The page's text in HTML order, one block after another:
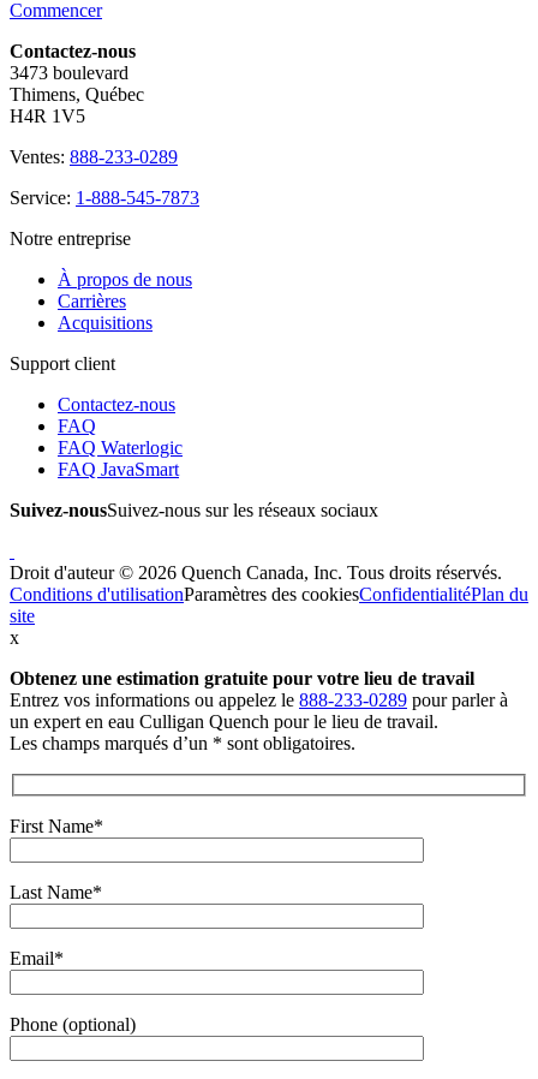
Commencer
Contactez-nous
3473 boulevard
Thimens, Québec
H4R 1V5
Ventes: 888-233-0289
Service: 1-888-545-7873
Notre entreprise
À propos de nous
Carrières
Acquisitions
Support client
Contactez-nous
FAQ
FAQ Waterlogic
FAQ JavaSmart
Suivez-nousSuivez-nous sur les réseaux sociaux
Droit d'auteur © 2026 Quench Canada, Inc. Tous droits réservés.
Conditions d'utilisationParamètres des cookiesConfidentialitéPlan du
site
x
Obtenez une estimation gratuite pour votre lieu de travail
Entrez vos informations ou appelez le 888-233-0289 pour parler à
un expert en eau Culligan Quench pour le lieu de travail.
Les champs marqués d’un * sont obligatoires.
First Name*
Last Name*
Email*
Phone (optional)